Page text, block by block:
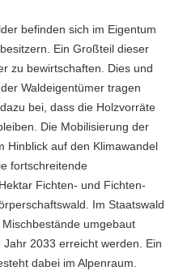
befinden sich im Eigentum
Ein Großteil dieser
zu bewirtschaften. Dies und
Waldeigentümer tragen
bei, dass die Holzvorräte
Die Mobilisierung der
Hinblick auf den Klimawandel
fortschreitende
Fichten- und Fichten-
Im Staatswald
umgebaut
2033 erreicht werden. Ein
dabei im Alpenraum.